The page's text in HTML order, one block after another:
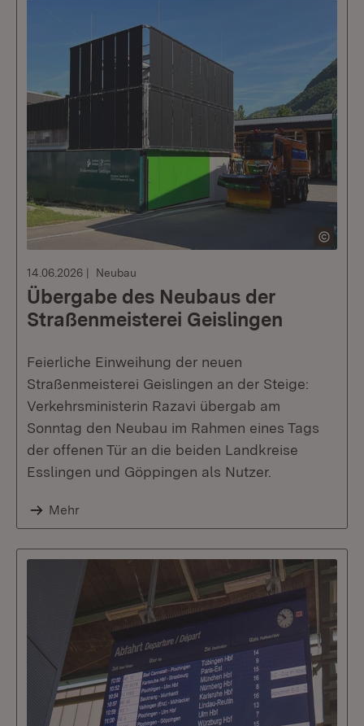
14.06.2026 Neubau
Übergabe des Neubaus der
Straßenmeisterei Geislingen
Feierliche Einweihung der neuen
Straßenmeisterei Geislingen an der Steige:
Verkehrsministerin Razavi übergab am
Sonntag den Neubau im Rahmen eines Tags
der offenen Tür an die beiden Landkreise
Esslingen und Göppingen als Nutzer.
Mehr